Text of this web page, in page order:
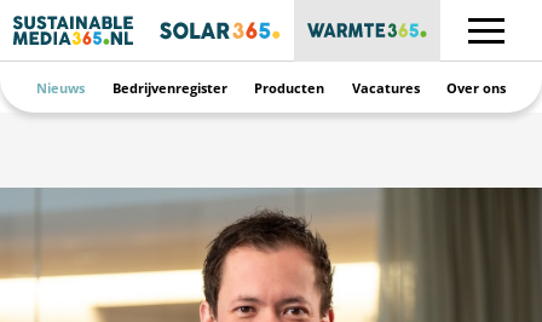
Nieuws Bedrijvenregister Producten Vacatures Over ons